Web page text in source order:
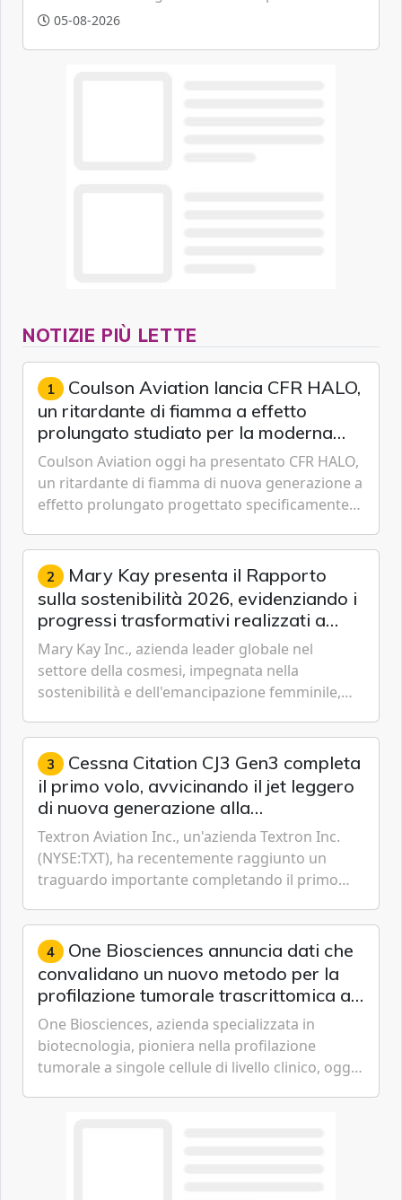
tracciare velivoli a bassa quota in tempo reale,
05-08-2026
NOTIZIE PIÙ LETTE
1 Coulson Aviation lancia CFR HALO,
un ritardante di fiamma a effetto
prolungato studiato per la moderna
lotta aerea contro gli incendi
Coulson Aviation oggi ha presentato CFR HALO,
un ritardante di fiamma di nuova generazione a
effetto prolungato progettato specificamente
missioni an...
2 Mary Kay presenta il Rapporto
sulla sostenibilità 2026, evidenziando i
progressi trasformativi realizzati a
livello globale nelle sfere sociale,
economica e ambientale
Mary Kay Inc., azienda leader globale nel
settore della cosmesi, impegnata nella
sostenibilità e dell'emancipazione femminile,
sostenibilità 2026, una panora...
3 Cessna Citation CJ3 Gen3 completa
il primo volo, avvicinando il jet leggero
di nuova generazione alla
certificazione
Textron Aviation Inc., un'azienda Textron Inc.
(NYSE:TXT), ha recentemente raggiunto un
traguardo importante completando il primo
Gen3, avvicinando i...
4 One Biosciences annuncia dati che
convalidano un nuovo metodo per la
profilazione tumorale trascrittomica a
singole cellule da campioni istologici
One Biosciences, azienda specializzata in
biotecnologia, pioniera nella profilazione
tumorale a singole cellule di livello clinico, oggi